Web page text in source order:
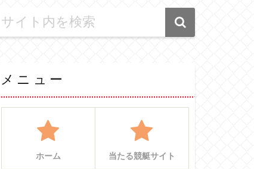
メニュー
ホーム 当たる競艇サイト